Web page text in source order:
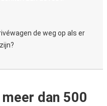
de weg op als er
dan 500